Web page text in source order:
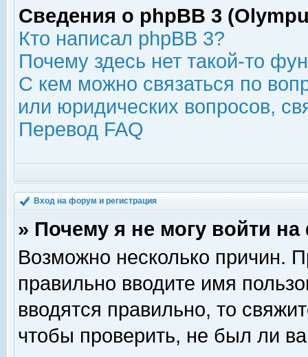
Сведения о phpBB 3
Кто написал phpBB 3?
Почему здесь нет такой-то
С кем можно связаться по
или юридических вопросов,
Перевод FAQ
Вход на форум и регистрация
» Почему я не могу войти
Возможно несколько причин.
правильно вводите имя
вводятся правильно, то
чтобы проверить, не был ли